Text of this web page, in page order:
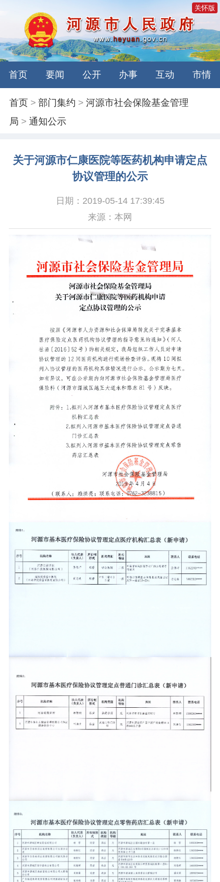
关怀版
首页 要闻 公开 办事 互动 市情
首页 >部门集约 >河源市社会保险基金管理
局 >通知公示
关于河源市仁康医院等医药机构申请定点
协议管理的公示
日期：2019-05-14 17:39:45
来源：本网